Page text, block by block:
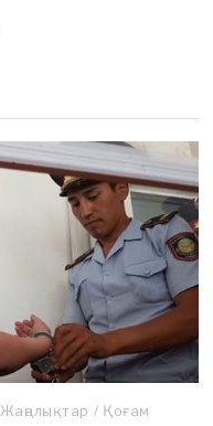
Жаңалықтар / Қоғам